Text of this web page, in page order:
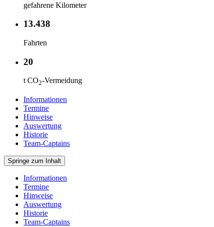
gefahrene Kilometer
13.438
Fahrten
20
t CO2-Vermeidung
Informationen
Termine
Hinweise
Auswertung
Historie
Team-Captains
Springe zum Inhalt
Informationen
Termine
Hinweise
Auswertung
Historie
Team-Captains